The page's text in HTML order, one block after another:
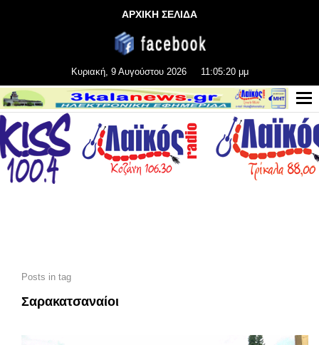
ΑΡΧΙΚΗ ΣΕΛΙΔΑ
Κυριακή, 9 Αυγούστου 2026 11:05:20 μμ
Posts in tag
Σαρακατσαναίοι